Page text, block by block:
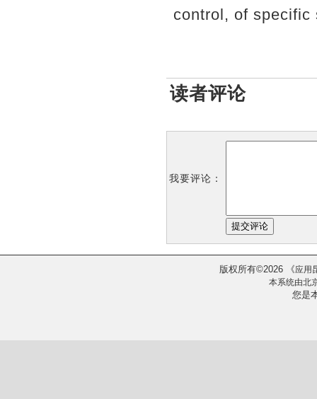
control, of specific
读者评论
我要评论：
版权所有©2026 《应用
本系统由北
您是